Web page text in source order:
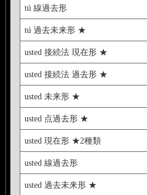
tú 線過去形
tú 過去未来形 ★
usted 接続法 現在形 ★
usted 接続法 過去形 ★
usted 未来形 ★
usted 点過去形 ★
usted 現在形 ★2種類
usted 線過去形
usted 過去未来形 ★